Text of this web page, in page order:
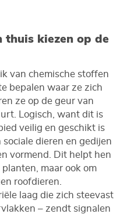
thuis kiezen op de
van chemische stoffen
bepalen waar ze zich
ze op de geur van
Logisch, want dit is
veilig en geschikt is
dieren en gedijen
vormend. Dit helpt hen
maar ook om
roofdieren.
laag die zich steevast
– zendt signalen